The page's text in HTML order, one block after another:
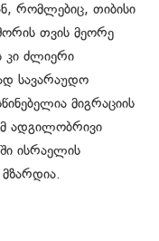
რომლებიც, თიბისი
თვის მეორე
კი ძლიერი
სავარაუდო
მიგრაციის
ადგილობრივი
ისრაელის